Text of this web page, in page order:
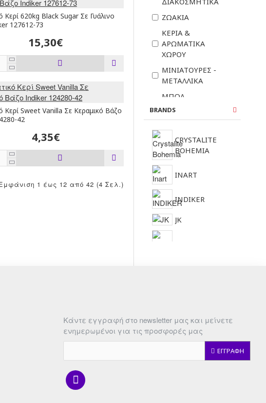
Κερί 620kg Black Sugar Σε Γυάλινο
127612-73
15,30€
Κερί Sweet Vanilla Σε Κεραμικό Βάζο
42
4,35€
1 έως 12 από 42 (4 Σελ.)
ΖΩΆΚΙΑ
ΚΕΡΙΆ &
ΑΡΩΜΑΤΙΚΆ
ΧΏΡΟΥ
ΜΙΝΙΑΤΟΎΡΕΣ -
ΜΕΤΑΛΛΙΚΆ
ΜΠΩΛ
ΔΙΑΚΟΣΜΗΤΙΚΆ
ΣΤΟΠ ΠΌΡΤΑΣ
ΦΑΝΆΡΙΑ -
ΔΙΑΚΟΣΜΗΤΙΚΆ
ΚΗΡΟΠΉΓΙΑ
BRANDS
CRYSTALITE
BOHEMIA
INART
INDIKER
JK
Κάντε εγγραφή στο newsletter μας και μείνετε
ενημερωμένοι για τις προσφορές μας
ΕΓΓΡΑΦΗ